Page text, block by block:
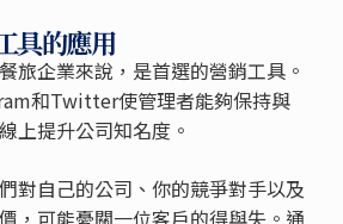
具的應用
旅企業來說，是首選的營銷工具。
和Twitter使管理者能夠保持與
上提升公司知名度。
對自己的公司、你的競爭對手以及
，可能憂關一位客戶的得與失。通